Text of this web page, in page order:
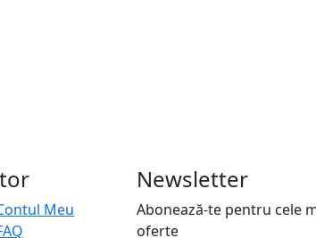
Meu
Newsletter
Abonează-te pentru cele
oferte